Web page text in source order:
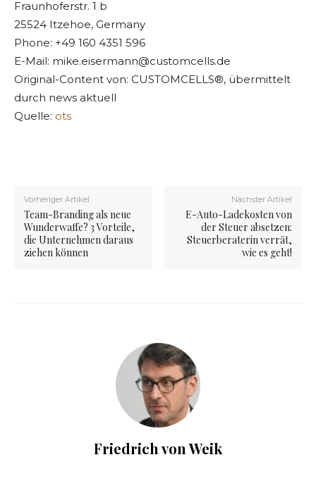
Fraunhoferstr. 1 b
25524 Itzehoe, Germany
Phone: +49 160 4351 596
E-Mail: mike.eisermann@customcells.de
Original-Content von: CUSTOMCELLS®, übermittelt
durch news aktuell
Quelle: ots
Vorheriger Artikel
Team-Branding als neue
Wunderwaffe? 3 Vorteile,
die Unternehmen daraus
ziehen können
Nächster Artikel
E-Auto-Ladekosten von
der Steuer absetzen:
Steuerberaterin verrät,
wie es geht!
Friedrich von Weik